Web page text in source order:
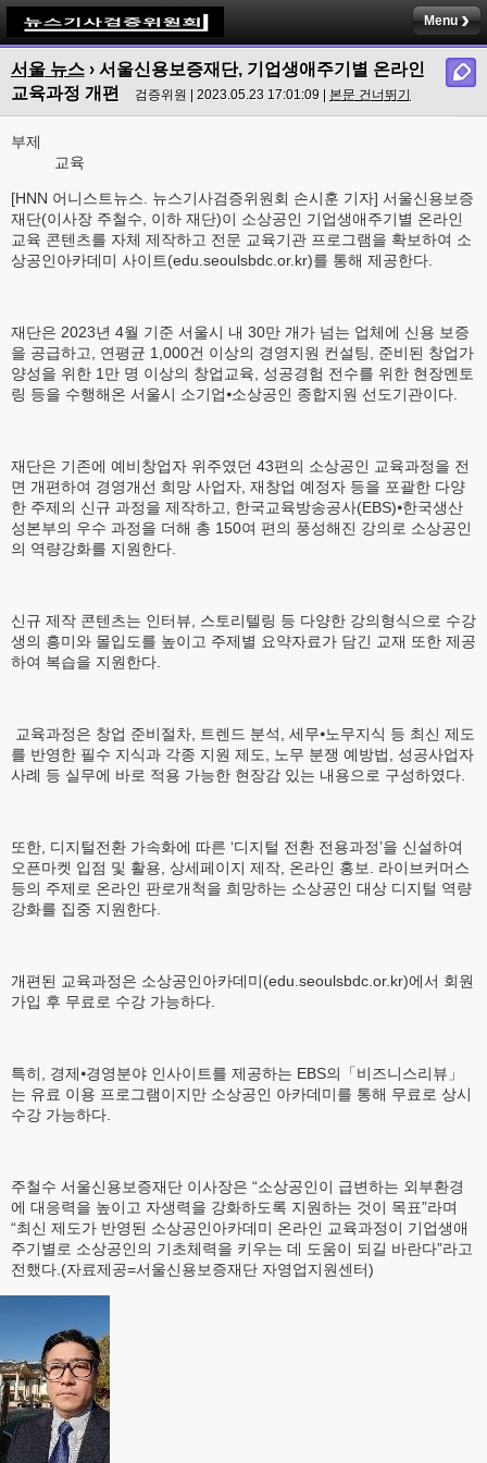
Menu
서울 뉴스 › 서울신용보증재단, 기업생애주기별 온라인
교육과정 개편
검증위원 | 2023.05.23 17:01:09 | 본문 건너뛰기
부제
교육
[HNN 어니스트뉴스. 뉴스기사검증위원회 손시훈 기자] 서울신용보증
재단(이사장 주철수, 이하 재단)이 소상공인 기업생애주기별 온라인
교육 콘텐츠를 자체 제작하고 전문 교육기관 프로그램을 확보하여 소
상공인아카데미 사이트(edu.seoulsbdc.or.kr)를 통해 제공한다.
재단은 2023년 4월 기준 서울시 내 30만 개가 넘는 업체에 신용 보증
을 공급하고, 연평균 1,000건 이상의 경영지원 컨설팅, 준비된 창업가
양성을 위한 1만 명 이상의 창업교육, 성공경험 전수를 위한 현장멘토
링 등을 수행해온 서울시 소기업⦁소상공인 종합지원 선도기관이다.
재단은 기존에 예비창업자 위주였던 43편의 소상공인 교육과정을 전
면 개편하여 경영개선 희망 사업자, 재창업 예정자 등을 포괄한 다양
한 주제의 신규 과정을 제작하고, 한국교육방송공사(EBS)⦁한국생산
성본부의 우수 과정을 더해 총 150여 편의 풍성해진 강의로 소상공인
의 역량강화를 지원한다.
신규 제작 콘텐츠는 인터뷰, 스토리텔링 등 다양한 강의형식으로 수강
생의 흥미와 몰입도를 높이고 주제별 요약자료가 담긴 교재 또한 제공
하여 복습을 지원한다.
교육과정은 창업 준비절차, 트렌드 분석, 세무⦁노무지식 등 최신 제도
를 반영한 필수 지식과 각종 지원 제도, 노무 분쟁 예방법, 성공사업자
사례 등 실무에 바로 적용 가능한 현장감 있는 내용으로 구성하였다.
또한, 디지털전환 가속화에 따른 ‘디지털 전환 전용과정’을 신설하여
오픈마켓 입점 및 활용, 상세페이지 제작, 온라인 홍보. 라이브커머스
등의 주제로 온라인 판로개척을 희망하는 소상공인 대상 디지털 역량
강화를 집중 지원한다.
개편된 교육과정은 소상공인아카데미(edu.seoulsbdc.or.kr)에서 회원
가입 후 무료로 수강 가능하다.
특히, 경제⦁경영분야 인사이트를 제공하는 EBS의「비즈니스리뷰」
는 유료 이용 프로그램이지만 소상공인 아카데미를 통해 무료로 상시
수강 가능하다.
주철수 서울신용보증재단 이사장은 “소상공인이 급변하는 외부환경
에 대응력을 높이고 자생력을 강화하도록 지원하는 것이 목표”라며
“최신 제도가 반영된 소상공인아카데미 온라인 교육과정이 기업생애
주기별로 소상공인의 기초체력을 키우는 데 도움이 되길 바란다”라고
전했다.(자료제공=서울신용보증재단 자영업지원센터)